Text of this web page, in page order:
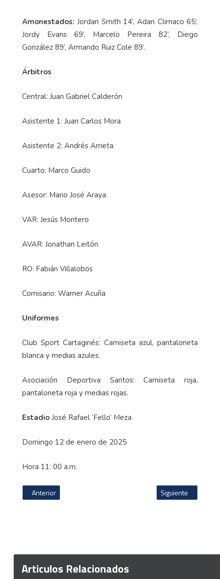
González al 64’.
Amonestados:Jordan Smith 14’, Adan Climaco 65’,
González 89’, Armando Ruiz Cole 89’.
Árbitros
Central: Juan Gabriel Calderón
Asistente 1: Juan Carlos Mora
Asistente 2: Andrés Arrieta
Cuarto: Marco Guido
Asesor: Mario José Araya
VAR: Jesús Montero
AVAR: Jonathan Leitón
RO: Fabián Villalobos
Comisario: Warner Acuña
Uniformes
blanca y medias azules.
pantaloneta roja y medias rojas.
EstadioJosé Rafael ‘Fello’ Meza
Domingo 12 de enero de 2025
Hora 11: 00 a.m.